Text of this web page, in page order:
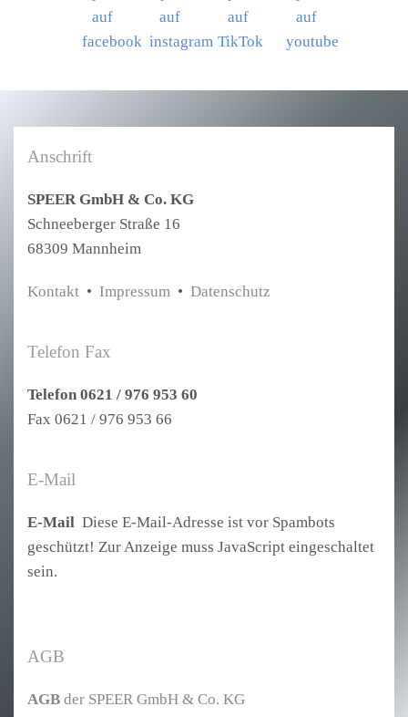
Anschrift
SPEER GmbH & Co. KG
Schneeberger Straße 16
68309 Mannheim
Kontakt • Impressum • Datenschutz
Telefon Fax
Telefon 0621 / 976 953 60
Fax 0621 / 976 953 66
E-Mail
E-Mail Diese E-Mail-Adresse ist vor Spambots
geschützt! Zur Anzeige muss JavaScript eingeschaltet
sein.
AGB
AGB der SPEER GmbH & Co. KG